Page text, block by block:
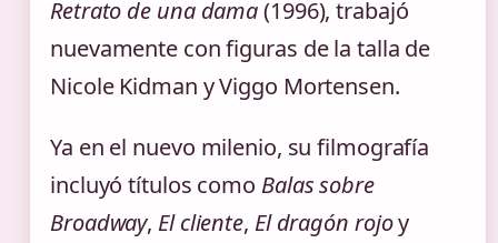
Retrato de una dama(1996), trabajó
nuevamente con figuras de la talla de
Nicole Kidman y Viggo Mortensen.
Ya en el nuevo milenio, su filmografía
incluyó títulos como Balas sobre
Broadway, El cliente, El dragón rojoy